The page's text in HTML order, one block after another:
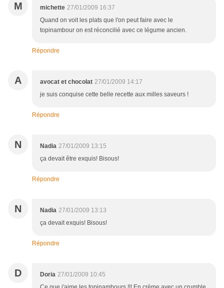
M michette 27/01/2009 16:37
Quand on voit les plats que l'on peut faire avec le
topinambour on est réconcilié avec ce légume ancien.
Répondre
A avocat et chocolat 27/01/2009 14:17
je suis conquise cette belle recette aux milles saveurs !
Répondre
N Nadia 27/01/2009 13:15
ça devait être exquis! Bisous!
Répondre
N Nadia 27/01/2009 13:13
ça devait exquis! Bisous!
Répondre
D Doria 27/01/2009 10:45